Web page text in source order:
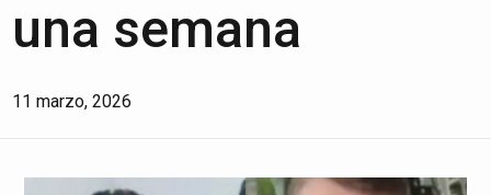
una semana
11 marzo, 2026